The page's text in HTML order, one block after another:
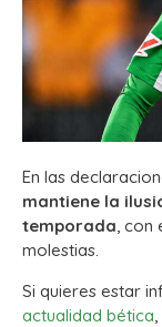
En las
mantiene la
temporada ,
molestias.
Si quieres estar
actualidad bética